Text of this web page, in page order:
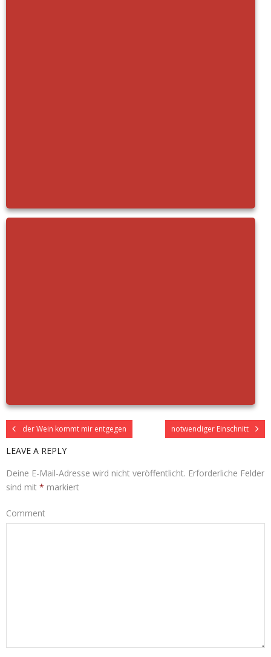
der Wein kommt mir entgegen notwendiger Einschnitt
LEAVE A REPLY
Deine E-Mail-Adresse wird nicht veröffentlicht. Erforderliche Felder
sind mit * markiert
Comment